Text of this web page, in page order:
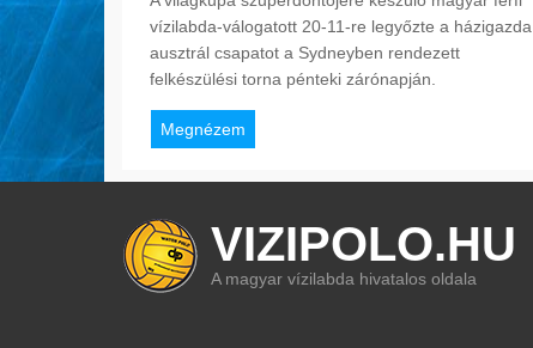
vízilabda-válogatott 20-11-re legyőzte a házigazda
ausztrál csapatot a Sydneyben rendezett
felkészülési torna pénteki zárónapján.
Megnézem
VIZIPOLO.HU
A magyar vízilabda hivatalos oldala